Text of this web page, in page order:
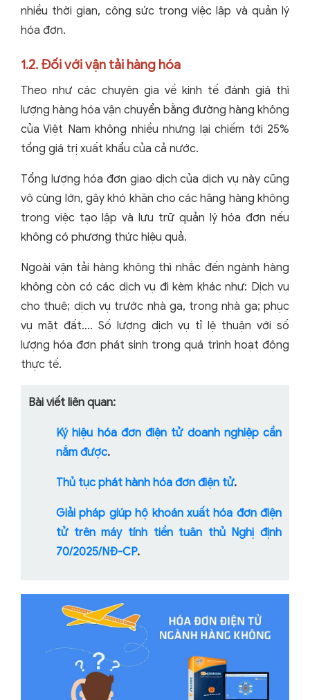
nhiều thời gian, công sức trong việc lập và quản lý
hóa đơn.
1.2. Đối với vận tải hàng hóa
Theo như các chuyên gia về kinh tế đánh giá thì
lượng hàng hóa vận chuyển bằng đường hàng không
của Việt Nam không nhiều nhưng lại chiếm tới 25%
tổng giá trị xuất khẩu của cả nước.
Tổng lượng hóa đơn giao dịch của dịch vụ này cũng
vô cùng lớn, gây khó khăn cho các hãng hàng không
trong việc tạo lập và lưu trữ quản lý hóa đơn nếu
không có phương thức hiệu quả.
Ngoài vận tải hàng không thì nhắc đến ngành hàng
không còn có các dịch vụ đi kèm khác như: Dịch vụ
cho thuê; dịch vụ trước nhà ga, trong nhà ga; phục
vụ mặt đất…. Số lượng dịch vụ tỉ lệ thuận với số
lượng hóa đơn phát sinh trong quá trình hoạt động
thực tế.
Bài viết liên quan:
Ký hiệu hóa đơn điện tử doanh nghiệp cần
nắm được.
Thủ tục phát hành hóa đơn điện tử.
Giải pháp giúp hộ khoán xuất hóa đơn điện
tử trên máy tính tiền tuân thủ Nghị định
70/2025/NĐ-CP.